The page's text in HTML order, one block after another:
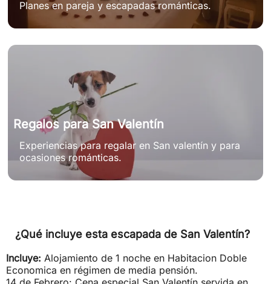
Planes en pareja y escapadas románticas.
Regalos para San Valentín
Experiencias para regalar en San valentín y para
ocasiones románticas.
¿Qué incluye esta escapada de San Valentín?
Incluye: Alojamiento de 1 noche en Habitacion Doble
Economica en régimen de media pensión.